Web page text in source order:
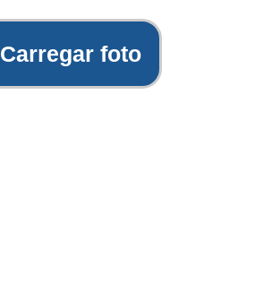
Carregar foto